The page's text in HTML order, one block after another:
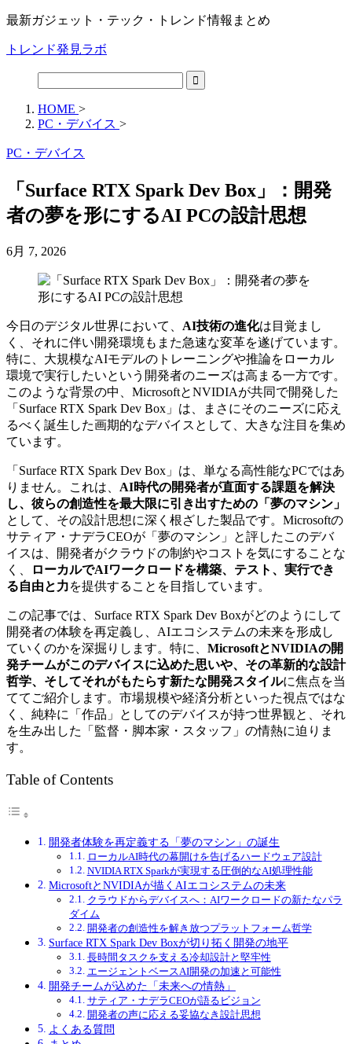
最新ガジェット・テック・トレンド情報まとめ
トレンド発見ラボ
HOME >
PC・デバイス >
PC・デバイス
「Surface RTX Spark Dev Box」：開発
者の夢を形にするAI PCの設計思想
6月 7, 2026
今日のデジタル世界において、 AI技術の進化は目覚まし
く、それに伴い開発環境もまた急速な変革を遂げています。
特に、大規模なAIモデルのトレーニングや推論をローカル
環境で実行したいという開発者のニーズは高まる一方です。
このような背景の中、MicrosoftとNVIDIAが共同で開発した
「Surface RTX Spark Dev Box」は、まさにそのニーズに応え
るべく誕生した画期的なデバイスとして、大きな注目を集め
ています。
「Surface RTX Spark Dev Box」は、単なる高性能なPCではあ
りません。これは、 AI時代の開発者が直面する課題を解決
し、彼らの創造性を最大限に引き出すための「夢のマシン」
として、その設計思想に深く根ざした製品です。Microsoftの
サティア・ナデラCEOが「夢のマシン」と評したこのデバ
イスは、開発者がクラウドの制約やコストを気にすることな
く、
ローカルでAIワークロードを構築、テスト、実行でき
る自由と力を提供することを目指しています。
この記事では、Surface RTX Spark Dev Boxがどのようにして
開発者の体験を再定義し、AIエコシステムの未来を形成し
ていくのかを深掘りします。特に、 MicrosoftとNVIDIAの開
発チームがこのデバイスに込めた思いや、その革新的な設計
哲学、そしてそれがもたらす新たな開発スタイルに焦点を当
ててご紹介します。市場規模や経済分析といった視点ではな
く、純粋に「作品」としてのデバイスが持つ世界観と、それ
を生み出した「監督・脚本家・スタッフ」の情熱に迫りま
す。
Table of Contents
開発者体験を再定義する「夢のマシン」の誕生
ローカルAI時代の幕開けを告げるハードウェア設計
NVIDIA RTX Sparkが実現する圧倒的なAI処理性能
MicrosoftとNVIDIAが描くAIエコシステムの未来
クラウドからデバイスへ：AIワークロードの新たなパラ
ダイム
開発者の創造性を解き放つプラットフォーム哲学
Surface RTX Spark Dev Boxが切り拓く開発の地平
長時間タスクを支える冷却設計と堅牢性
エージェントベースAI開発の加速と可能性
開発チームが込めた「未来への情熱」
サティア・ナデラCEOが語るビジョン
開発者の声に応える妥協なき設計思想
よくある質問